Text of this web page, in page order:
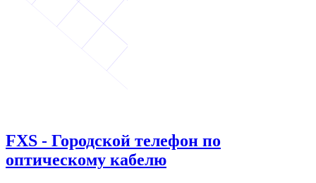
FXS - Городской телефон по
оптическому кабелю